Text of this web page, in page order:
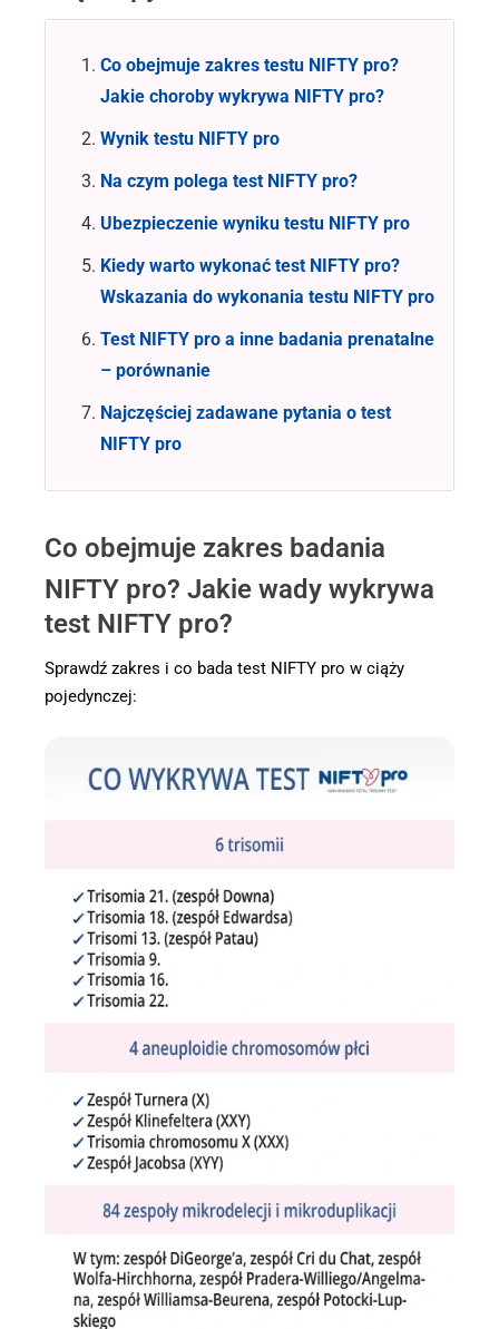
Co obejmuje zakres testu NIFTY pro?
Jakie choroby wykrywa NIFTY pro?
Wynik testu NIFTY pro
Na czym polega test NIFTY pro?
Ubezpieczenie wyniku testu NIFTY pro
Kiedy warto wykonać test NIFTY pro?
Wskazania do wykonania testu NIFTY pro
Test NIFTY pro a inne badania prenatalne
– porównanie
Najczęściej zadawane pytania o test
NIFTY pro
Co obejmuje zakres badania
NIFTY pro? Jakie wady wykrywa
test NIFTY pro?
Sprawdź zakres i co bada test NIFTY pro w ciąży
pojedynczej: